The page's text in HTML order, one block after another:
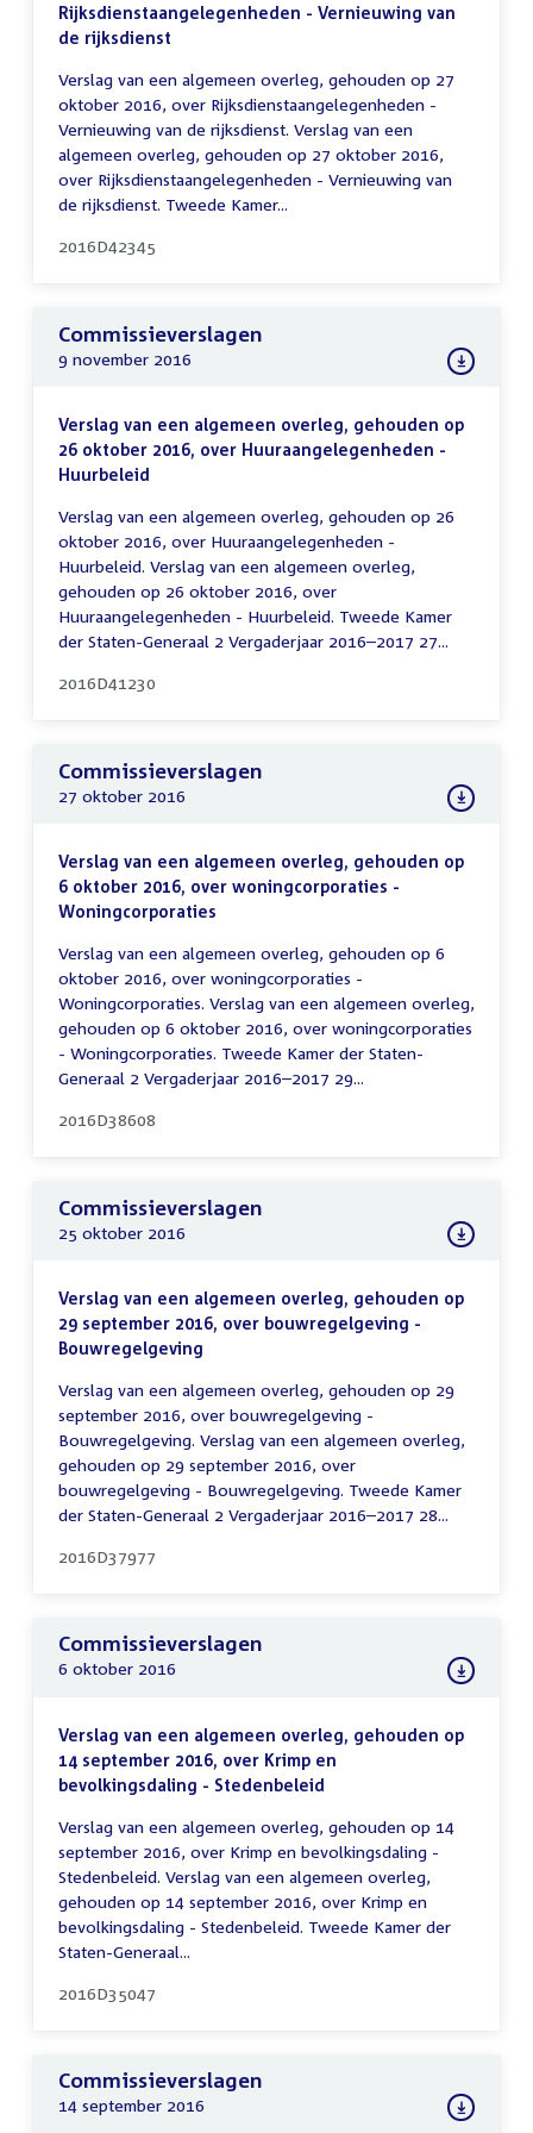
Rijksdienstaangelegenheden - Vernieuwing van
de rijksdienst
Verslag van een algemeen overleg, gehouden op 27
oktober 2016, over Rijksdienstaangelegenheden -
Vernieuwing van de rijksdienst. Verslag van een
algemeen overleg, gehouden op 27 oktober 2016,
over Rijksdienstaangelegenheden - Vernieuwing van
de rijksdienst. Tweede Kamer...
2016D42345
Commissieverslagen
9 november 2016
Verslag van een algemeen overleg, gehouden op
26 oktober 2016, over Huuraangelegenheden -
Huurbeleid
Verslag van een algemeen overleg, gehouden op 26
oktober 2016, over Huuraangelegenheden -
Huurbeleid. Verslag van een algemeen overleg,
gehouden op 26 oktober 2016, over
Huuraangelegenheden - Huurbeleid. Tweede Kamer
der Staten-Generaal 2 Vergaderjaar 2016–2017 27...
2016D41230
Commissieverslagen
27 oktober 2016
Verslag van een algemeen overleg, gehouden op
6 oktober 2016, over woningcorporaties -
Woningcorporaties
Verslag van een algemeen overleg, gehouden op 6
oktober 2016, over woningcorporaties -
Woningcorporaties. Verslag van een algemeen overleg,
gehouden op 6 oktober 2016, over woningcorporaties
- Woningcorporaties. Tweede Kamer der Staten-
Generaal 2 Vergaderjaar 2016–2017 29...
2016D38608
Commissieverslagen
25 oktober 2016
Verslag van een algemeen overleg, gehouden op
29 september 2016, over bouwregelgeving -
Bouwregelgeving
Verslag van een algemeen overleg, gehouden op 29
september 2016, over bouwregelgeving -
Bouwregelgeving. Verslag van een algemeen overleg,
gehouden op 29 september 2016, over
bouwregelgeving - Bouwregelgeving. Tweede Kamer
der Staten-Generaal 2 Vergaderjaar 2016–2017 28...
2016D37977
Commissieverslagen
6 oktober 2016
Verslag van een algemeen overleg, gehouden op
14 september 2016, over Krimp en
bevolkingsdaling - Stedenbeleid
Verslag van een algemeen overleg, gehouden op 14
september 2016, over Krimp en bevolkingsdaling -
Stedenbeleid. Verslag van een algemeen overleg,
gehouden op 14 september 2016, over Krimp en
bevolkingsdaling - Stedenbeleid. Tweede Kamer der
Staten-Generaal...
2016D35047
Commissieverslagen
14 september 2016